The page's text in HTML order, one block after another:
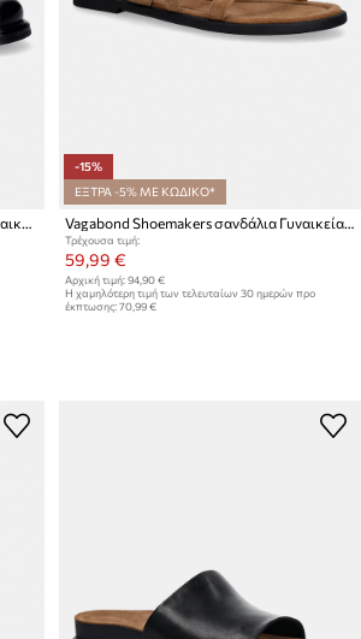
Vagabond Shoemakers σαγιονάρες Γυναικείες δερμάτινες ELLIS
-15%
ΕΞΤΡΑ -5% ΜΕ ΚΩΔΙΚΟ*
Vagabond Shoemakers σανδάλια Γυναικεία σουέτ ZAIDA
Τρέχουσα τιμή:
59,99 €
Αρχική τιμή: 94,90 €
Η χαμηλότερη τιμή των τελευταίων 30 ημερών προ
έκπτωσης: 70,99 €